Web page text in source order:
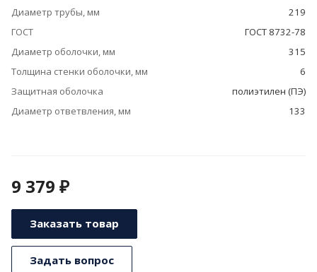
Диаметр трубы, мм
219
ГОСТ
ГОСТ 8732-78
Диаметр оболочки, мм
315
Толщина стенки оболочки, мм
6
Защитная оболочка
полиэтилен (ПЭ)
Диаметр ответвления, мм
133
9 379 ₽
Заказать товар
Задать вопрос